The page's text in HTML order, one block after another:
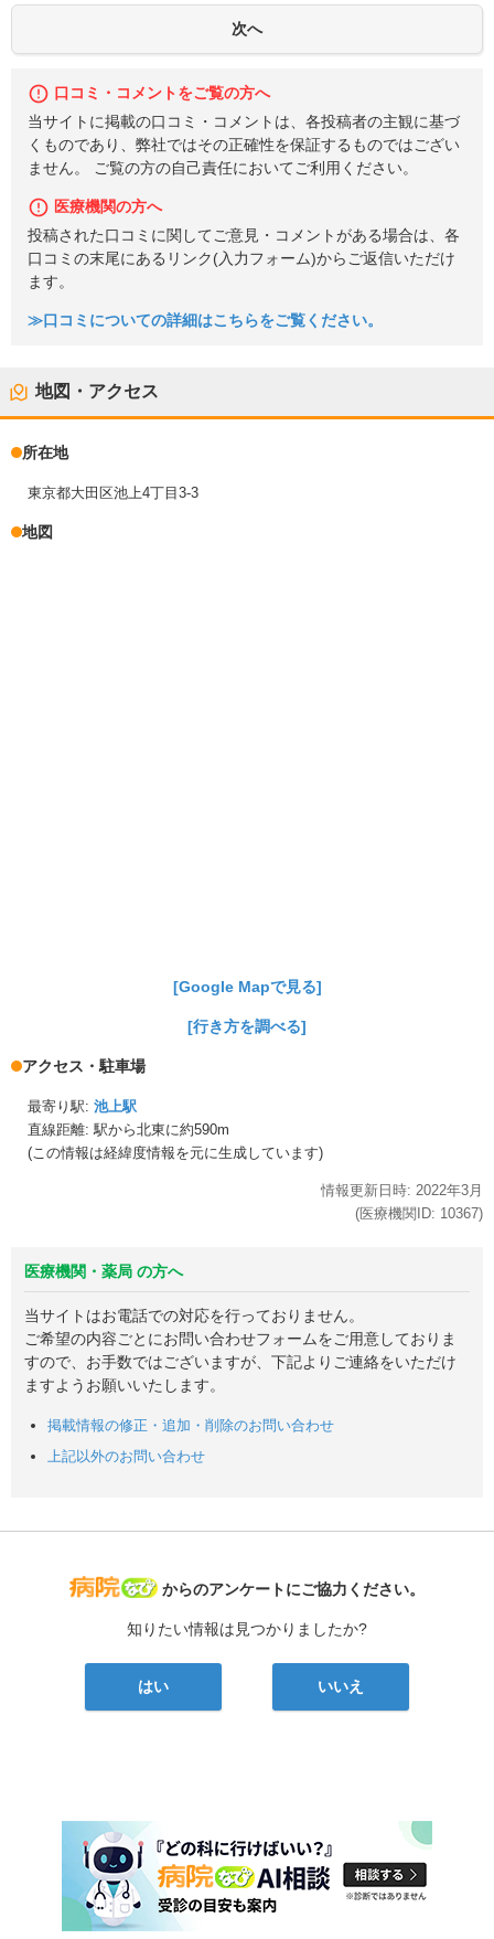
口コミ・コメントをご覧の方へ
当サイトに掲載の口コミ・コメントは、各投稿者の主観に基づ
くものであり、弊社ではその正確性を保証するものではござい
ません。 ご覧の方の自己責任においてご利用ください。
医療機関の方へ
投稿された口コミに関してご意見・コメントがある場合は、各
口コミの末尾にあるリンク(入力フォーム)からご返信いただけ
ます。
≫口コミについての詳細はこちらをご覧ください。
地図・アクセス
所在地
東京都大田区池上4丁目3-3
地図
[Google Mapで見る]
[行き方を調べる]
アクセス・駐車場
最寄り駅: 池上駅
直線距離: 駅から北東に約590m
(この情報は経緯度情報を元に生成しています)
情報更新日時: 2022年3月
(医療機関ID: 10367)
医療機関・薬局 の方へ
当サイトはお電話での対応を行っておりません。
ご希望の内容ごとにお問い合わせフォームをご用意しておりま
すので、お手数ではございますが、下記よりご連絡をいただけ
ますようお願いいたします。
掲載情報の修正・追加・削除のお問い合わせ
上記以外のお問い合わせ
病院なび
からのアンケートにご協力ください。
知りたい情報は見つかりましたか?
はい いいえ